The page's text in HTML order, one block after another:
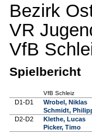
Bezirk
VR
VfB
Spielbericht
VfB Schleiz
D1-D1
Wrobel, Niklas
Schmidt,
D2-D2
Klethe, Lucas
Picker, Timo